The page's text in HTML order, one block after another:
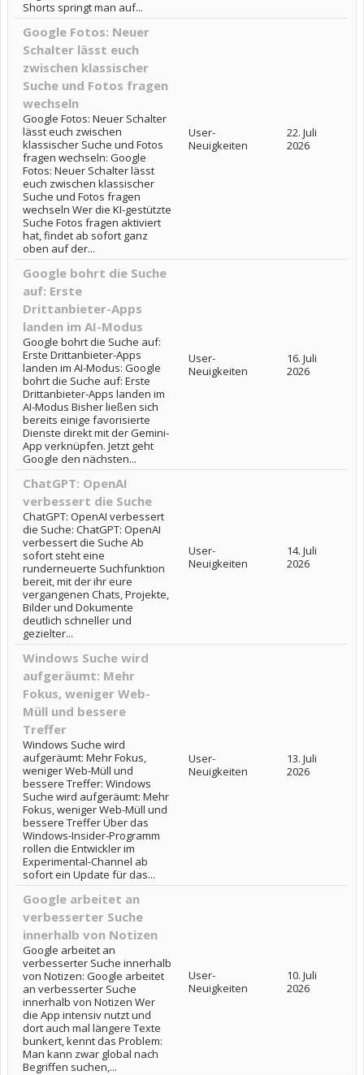
Shorts springt man auf...
Google Fotos: Neuer
Schalter lässt euch
zwischen klassischer
Suche und Fotos fragen
wechseln
Google Fotos: Neuer Schalter
lässt euch zwischen
klassischer Suche und Fotos
fragen wechseln: Google
Fotos: Neuer Schalter lässt
euch zwischen klassischer
Suche und Fotos fragen
wechseln Wer die KI-gestützte
Suche Fotos fragen aktiviert
hat, findet ab sofort ganz
oben auf der...
User-
Neuigkeiten
22. Juli
2026
Google bohrt die Suche
auf: Erste
Drittanbieter-Apps
landen im AI-Modus
Google bohrt die Suche auf:
Erste Drittanbieter-Apps
landen im AI-Modus: Google
bohrt die Suche auf: Erste
Drittanbieter-Apps landen im
AI-Modus Bisher ließen sich
bereits einige favorisierte
Dienste direkt mit der Gemini-
App verknüpfen. Jetzt geht
Google den nächsten...
User-
Neuigkeiten
16. Juli
2026
ChatGPT: OpenAI
verbessert die Suche
ChatGPT: OpenAI verbessert
die Suche: ChatGPT: OpenAI
verbessert die Suche Ab
sofort steht eine
runderneuerte Suchfunktion
bereit, mit der ihr eure
vergangenen Chats, Projekte,
Bilder und Dokumente
deutlich schneller und
gezielter...
User-
Neuigkeiten
14. Juli
2026
Windows Suche wird
aufgeräumt: Mehr
Fokus, weniger Web-
Müll und bessere
Treffer
Windows Suche wird
aufgeräumt: Mehr Fokus,
weniger Web-Müll und
bessere Treffer: Windows
Suche wird aufgeräumt: Mehr
Fokus, weniger Web-Müll und
bessere Treffer Über das
Windows-Insider-Programm
rollen die Entwickler im
Experimental-Channel ab
sofort ein Update für das...
User-
Neuigkeiten
13. Juli
2026
Google arbeitet an
verbesserter Suche
innerhalb von Notizen
Google arbeitet an
verbesserter Suche innerhalb
von Notizen: Google arbeitet
an verbesserter Suche
innerhalb von Notizen Wer
die App intensiv nutzt und
dort auch mal längere Texte
bunkert, kennt das Problem:
Man kann zwar global nach
Begriffen suchen,...
User-
Neuigkeiten
10. Juli
2026